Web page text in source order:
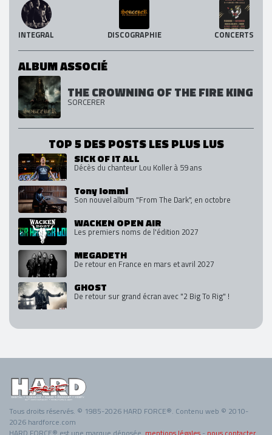
INTEGRAL DISCOGRAPHIE CONCERTS
ALBUM ASSOCIÉ
THE CROWNING OF THE FIRE KING
SORCERER
TOP 5 DES POSTS LES PLUS LUS
SICK OF IT ALL
Décès du chanteur Lou Koller à 59 ans
Tony Iommi
Son nouvel album "From The Dark", en octobre
WACKEN OPEN AIR
Les premiers noms de l'édition 2027
MEGADETH
De retour en France en mars et avril 2027
GHOST
De retour sur grand écran avec "2 Big To Rig" !
Tous droits réservés. © 1985-2026 HARD FORCE®. Contenu web © 2010-
2026 hardforce.com